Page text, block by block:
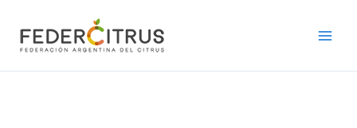
contenido